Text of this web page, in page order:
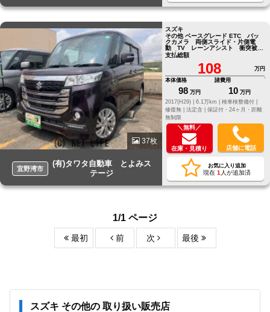
37枚
宜野湾市
(有)タワタ自動車 とよみス
テージ
スズキ
その他 ベースグレード ETC バッ
クカメラ 両側スライド・片側電
動 TV レーンアシスト 衝突被害
軽減システム
支払総額
108
万円
本体価格
98 万円
諸費用
10 万円
2017(H29) |
6.1万km |
検車検整備付 |
修復無 | 法定含 | 保証付・24ヶ月・距離
無制限
＼無料／
在庫・見積り 店舗に電話
お気に入り追加
現在 1 人が追加済
1/1 ページ
最初 前 次 最後
スズキ その他の 取り扱い販売店